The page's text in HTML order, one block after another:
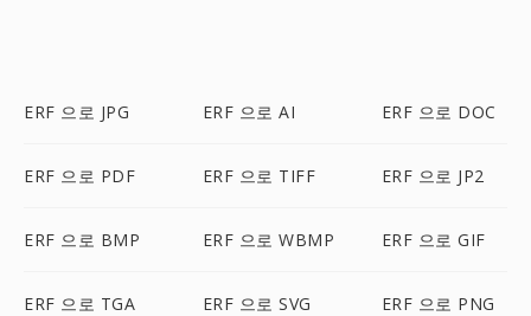
ERF 으로 JPG ERF 으로 AI ERF 으로 DOC
ERF 으로 PDF ERF 으로 TIFF ERF 으로 JP2
ERF 으로 BMP ERF 으로 WBMP ERF 으로 GIF
ERF 으로 TGA ERF 으로 SVG ERF 으로 PNG